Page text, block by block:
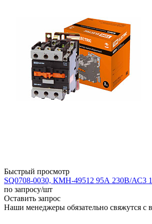
Быстрый просмотр
SQ0708-0030, КМН-49512 95А 230В/АС3
по запросу/шт
Оставить запрос
Наши менеджеры обязательно свяжутся с